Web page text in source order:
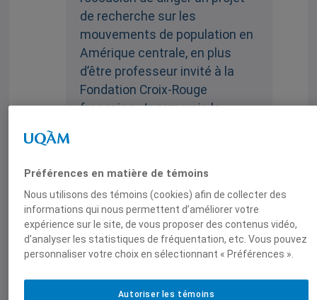
de recherche sur les
mouvements de population en
Amérique centrale, en plus
d’être professeur invité à la
Fondation Croix-Rouge
française. Je remercie la
chaleureusement mon estimé
collègue, Patrick Charland,
cotitulaire de la Chaire UNESCO
de développement curriculaire,
d’avoir assumé la direction de
année », se réjouit François
Préférences en matière de témoins
Nous utilisons des témoins (cookies) afin de collecter des
informations qui nous permettent d’améliorer votre
expérience sur le site, de vous proposer des contenus vidéo,
d’analyser les statistiques de fréquentation, etc. Vous pouvez
personnaliser votre choix en sélectionnant « Préférences ».
Autoriser les témoins